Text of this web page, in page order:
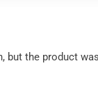
but the product